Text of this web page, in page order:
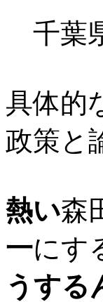
千葉
具体的
政策と
熱い森
一にす
うする